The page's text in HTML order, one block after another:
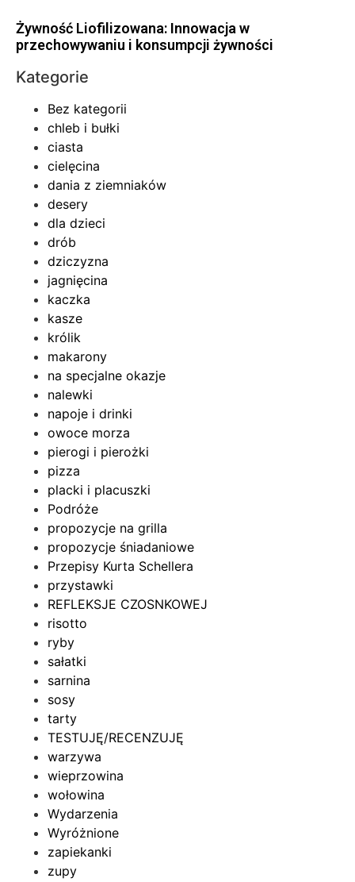
Żywność Liofilizowana: Innowacja w
przechowywaniu i konsumpcji żywności
Kategorie
Bez kategorii
chleb i bułki
ciasta
cielęcina
dania z ziemniaków
desery
dla dzieci
drób
dziczyzna
jagnięcina
kaczka
kasze
królik
makarony
na specjalne okazje
nalewki
napoje i drinki
owoce morza
pierogi i pierożki
pizza
placki i placuszki
Podróże
propozycje na grilla
propozycje śniadaniowe
Przepisy Kurta Schellera
przystawki
REFLEKSJE CZOSNKOWEJ
risotto
ryby
sałatki
sarnina
sosy
tarty
TESTUJĘ/RECENZUJĘ
warzywa
wieprzowina
wołowina
Wydarzenia
Wyróżnione
zapiekanki
zupy